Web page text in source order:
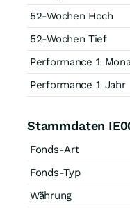
52-Wochen Hoch
52-Wochen Tief
Performance 1
Performance 1 Jahr
Stammdaten
Fonds-Art
Fonds-Typ
Währung